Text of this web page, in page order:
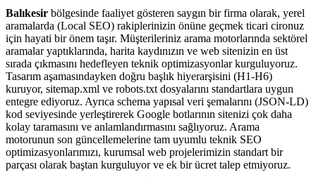
Balıkesir bölgesinde faaliyet gösteren saygın bir firma olarak, yerel
aramalarda (Local SEO) rakiplerinizin önüne geçmek ticari cironuz
için hayati bir önem taşır. Müşterileriniz arama motorlarında sektörel
aramalar yaptıklarında, harita kaydınızın ve web sitenizin en üst
sırada çıkmasını hedefleyen teknik optimizasyonlar kurguluyoruz.
Tasarım aşamasındayken doğru başlık hiyerarşisini (H1-H6)
kuruyor, sitemap.xml ve robots.txt dosyalarını standartlara uygun
entegre ediyoruz. Ayrıca schema yapısal veri şemalarını (JSON-LD)
kod seviyesinde yerleştirerek Google botlarının sitenizi çok daha
kolay taramasını ve anlamlandırmasını sağlıyoruz. Arama
motorunun son güncellemelerine tam uyumlu teknik SEO
optimizasyonlarımızı, kurumsal web projelerimizin standart bir
parçası olarak baştan kurguluyor ve ek bir ücret talep etmiyoruz.